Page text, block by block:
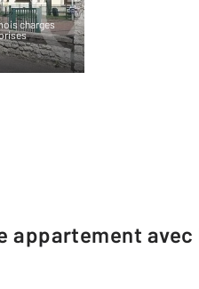
charges
appartement